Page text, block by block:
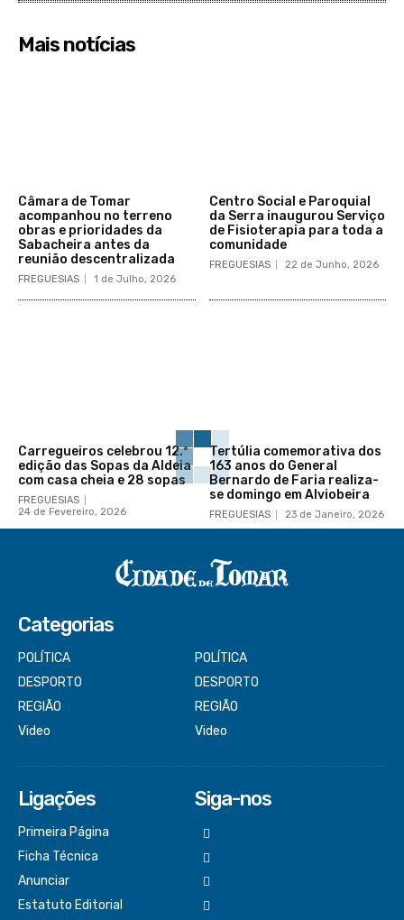
Mais notícias
Câmara de Tomar
acompanhou no terreno
obras e prioridades da
Sabacheira antes da
reunião descentralizada
FREGUESIAS 1 de Julho, 2026
Centro Social e Paroquial
da Serra inaugurou Serviço
de Fisioterapia para toda a
comunidade
FREGUESIAS 22 de Junho, 2026
Carregueiros celebrou 12.ª
edição das Sopas da Aldeia
com casa cheia e 28 sopas
FREGUESIAS
24 de Fevereiro, 2026
Tertúlia comemorativa dos
163 anos do General
Bernardo de Faria realiza-
se domingo em Alviobeira
FREGUESIAS 23 de Janeiro, 2026
Categorias
POLÍTICA
DESPORTO
REGIÃO
Video
POLÍTICA
DESPORTO
REGIÃO
Video
Ligações
Primeira Página
Ficha Técnica
Anunciar
Estatuto Editorial
Siga-nos